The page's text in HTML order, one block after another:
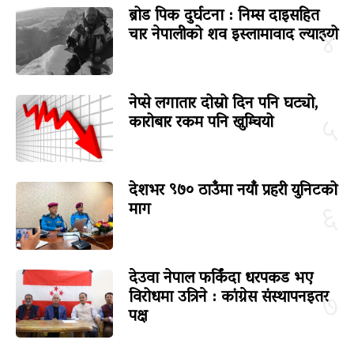
४
ब्रोड पिक दुर्घटना : निम्स दाइसहित
चार नेपालीको शव इस्लामावाद ल्याइयो
नेप्से लगातार दोस्रो दिन पनि घट्यो,
कारोबार रकम पनि खुम्चियो
देशभर ९७० ठाउँमा नयाँ प्रहरी युनिटको
माग
७
देउवा नेपाल फर्किंदा धरपकड भए
विरोधमा उत्रिने : कांग्रेस संस्थापनइतर
पक्ष